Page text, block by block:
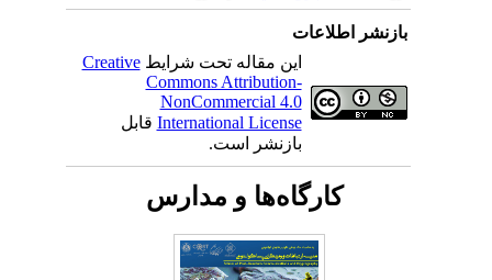
بازنشر اطلاعات
این مقاله تحت شرایطCreative
Commons Attribution-
NonCommercial 4.0
International Licenseقابل
بازنشر است.
کارگاه‌ها و مدارس